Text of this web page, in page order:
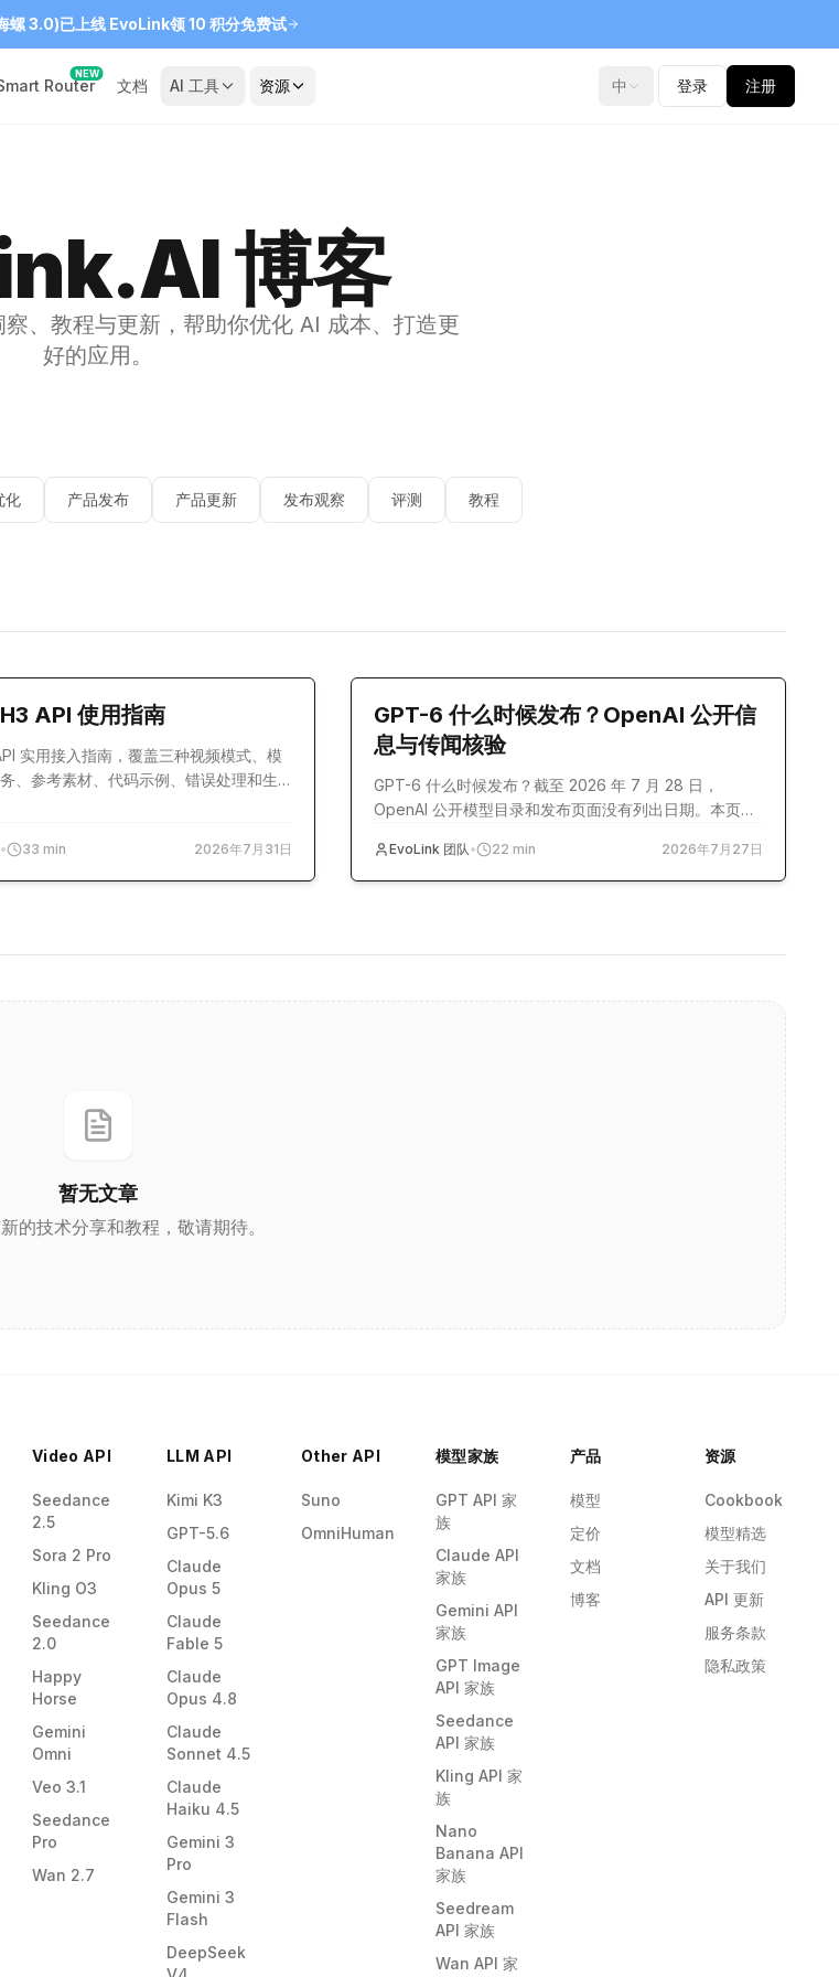
螺 3.0)已上线 EvoLink领 10 积分免费试
Router
NEW
文档 AI 工具 资源 中 登录 注册
博客
、教程与更新，帮助你优化 AI 成本、打造更
好的应用。
化 产品发布 产品更新 发布观察 评测 教程
API 使用指南
实用接入指南，覆盖三种视频模式、模
、参考素材、代码示例、错误处理和生
• 33 min 2026年7月31日
GPT-6 什么时候发布？OpenAI 公开信
息与传闻核验
GPT-6 什么时候发布？截至 2026 年 7 月 28 日，
OpenAI 公开模型目录和发布页面没有列出日期。本页对
EvoLink 团队• 22 min 2026年7月27日
暂无文章
的技术分享和教程，敬请期待。
Video API
Seedance
2.5
Sora 2 Pro
Kling O3
Seedance
2.0
Happy
Horse
Gemini
Omni
Veo 3.1
Seedance
Pro
Wan 2.7
LLM API
Kimi K3
GPT-5.6
Claude
Opus 5
Claude
Fable 5
Claude
Opus 4.8
Claude
Sonnet 4.5
Claude
Haiku 4.5
Gemini 3
Pro
Gemini 3
Flash
DeepSeek
Other API
Suno
OmniHuman
模型家族
GPT API 家
族
Claude API
家族
Gemini API
家族
GPT Image
API 家族
Seedance
API 家族
Kling API 家
族
Nano
Banana API
家族
Seedream
API 家族
Wan API 家
产品
模型
定价
文档
博客
资源
Cookbook
模型精选
关于我们
API 更新
服务条款
隐私政策